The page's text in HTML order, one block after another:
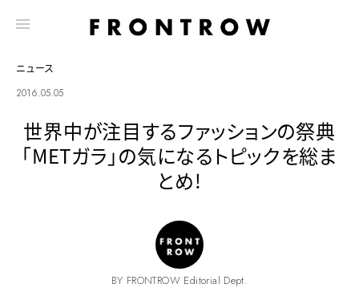
ニュース
2016.05.05
世界中が注目するファッションの祭典
「METガラ」の気になるトピックを総ま
とめ!
BY FRONTROW Editorial Dept.